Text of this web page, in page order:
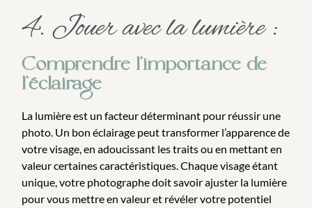
4. Jouer avec la lumière :
Comprendre l’importance de
l’éclairage
La lumière est un facteur déterminant pour réussir une
photo. Un bon éclairage peut transformer l’apparence de
votre visage, en adoucissant les traits ou en mettant en
valeur certaines caractéristiques. Chaque visage étant
unique, votre photographe doit savoir ajuster la lumière
pour vous mettre en valeur et révéler votre potentiel